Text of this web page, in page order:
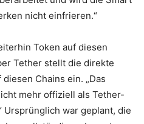
nicht einfrieren.“
Token auf diesen
Tether stellt die direkte
Chains ein. „Das
mehr offiziell als Tether-
war geplant, die